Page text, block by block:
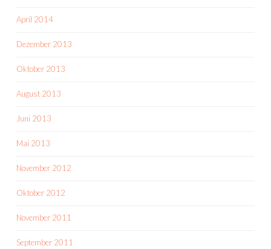
April 2014
Dezember 2013
Oktober 2013
August 2013
Juni 2013
Mai 2013
November 2012
Oktober 2012
November 2011
September 2011